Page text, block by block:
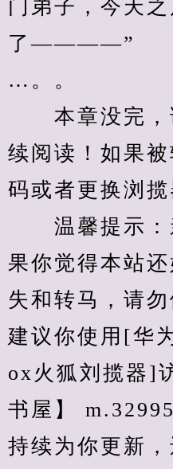
门弟子，今天
了————”
…。。
本章没完，
续阅读！如果
码或者更换浏揽
温馨提示：
果你觉得本站
失和转马，请勿
建议你使用[华
ox火狐刘揽器]
书屋】
持续为你更新